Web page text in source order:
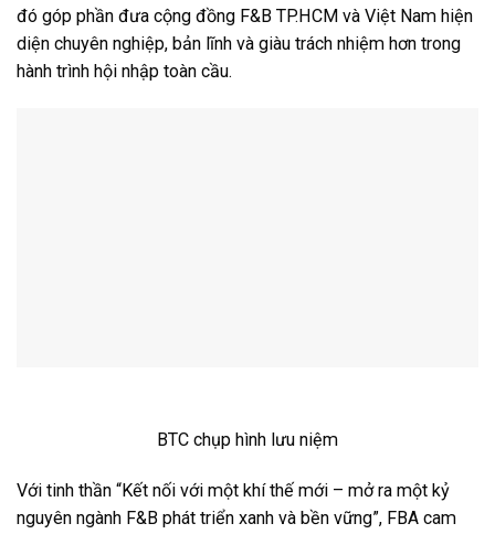
đó góp phần đưa cộng đồng F&B TP.HCM và Việt Nam hiện
diện chuyên nghiệp, bản lĩnh và giàu trách nhiệm hơn trong
hành trình hội nhập toàn cầu.
BTC chụp hình lưu niệm
Với tinh thần “Kết nối với một khí thế mới – mở ra một kỷ
nguyên ngành F&B phát triển xanh và bền vững”, FBA cam